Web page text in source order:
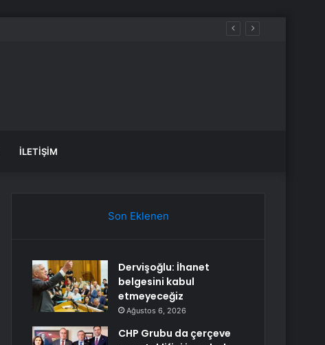
İLETIŞIM
Son Eklenen
Dervişoğlu: İhanet
belgesini kabul
etmeyeceğiz
Ağustos 6, 2026
CHP Grubu da çerçeve